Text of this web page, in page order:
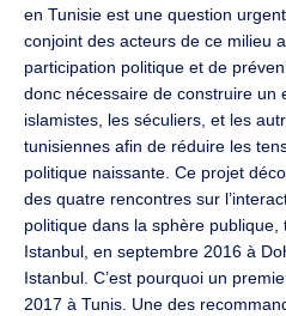
en Tunisie est une question
conjoint des acteurs de ce milieu
participation politique et de
donc nécessaire de construire un
islamistes, les séculiers, et les
tunisiennes afin de réduire les
politique naissante. Ce projet
des quatre rencontres sur
politique dans la sphère
Istanbul, en septembre 2016 à
Istanbul. C’est pourquoi un
2017 à Tunis. Une des